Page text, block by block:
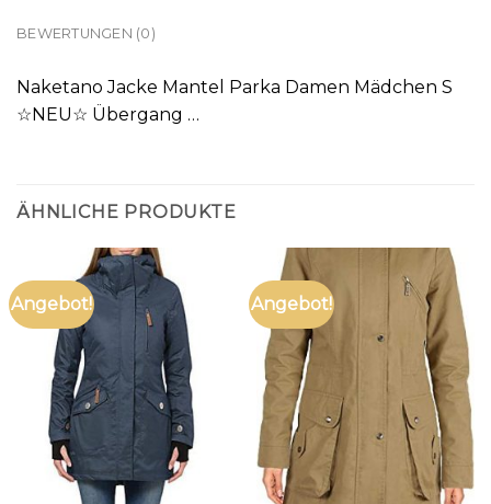
BEWERTUNGEN (0)
Naketano Jacke Mantel Parka Damen Mädchen S
☆NEU☆ Übergang …
ÄHNLICHE PRODUKTE
Angebot! Angebot!